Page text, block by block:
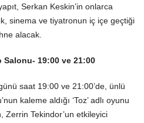
Serkan Keskin’in onlarca
sinema ve tiyatronun iç içe geçtiği
alacak.
Salonu- 19:00 ve 21:00
saat 19:00 ve 21:00’de, ünlü
kaleme aldığı ‘Toz’ adlı oyunu
Zerrin Tekindor’un etkileyici